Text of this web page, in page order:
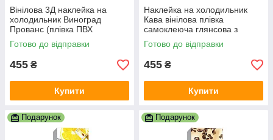
Вінілова 3Д наклейка на
холодильник Виноград
Прованс (плівка ПВХ
фотодрук) 600х1800 мм
Фрукти Зелений
Готово до відправки
455 ₴
Купити
Наклейка на холодильник
Кава вінілова плівка
самоклеюча глянсова з
ламінацією 600х1800 мм
Готово до відправки
455 ₴
Купити
Подарунок Подарунок